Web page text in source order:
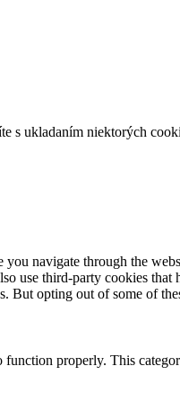
s ukladaním niektorých
navigate through the
use third-party cookies
But opting out of some of
properly. This